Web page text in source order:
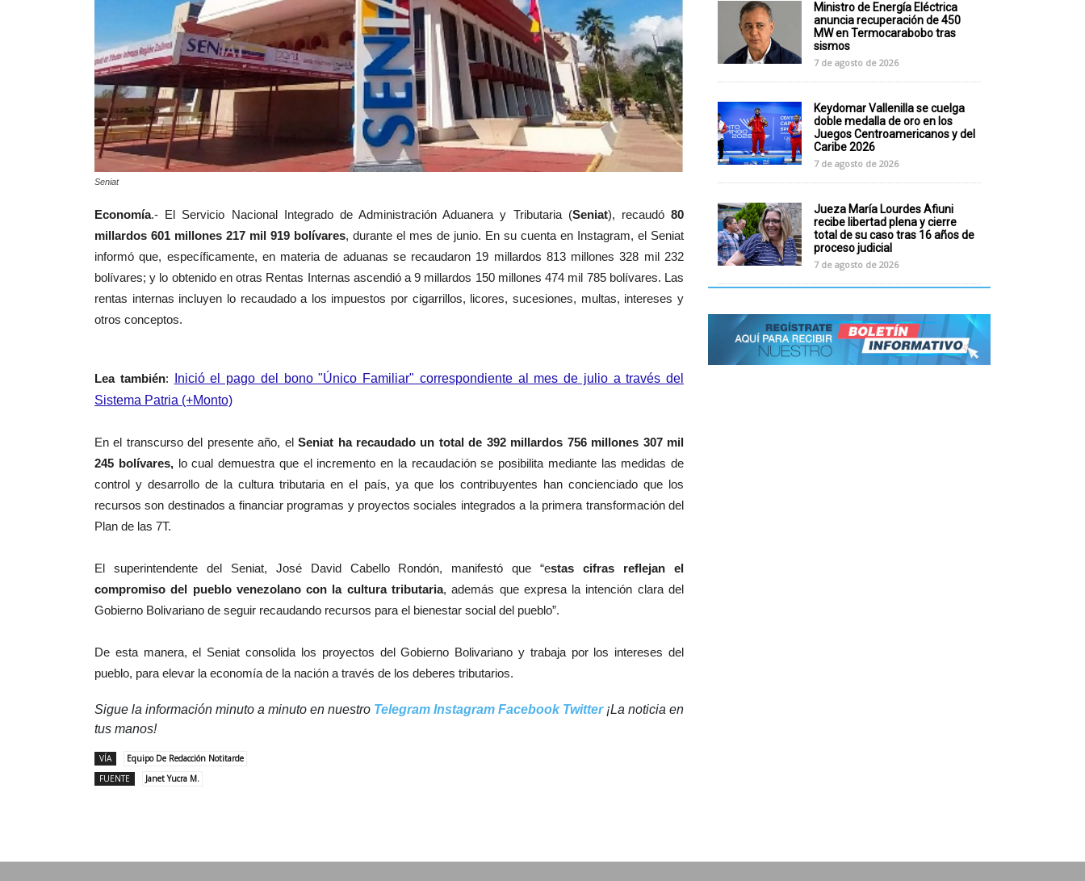
Seniat
Economía.- El Servicio Nacional Integrado de Administración Aduanera y Tributaria (Seniat), recaudó80
millardos 601 millones 217 mil 919 bolívares, durante el mes de junio. En su cuenta en Instagram, el Seniat
informó que, específicamente, en materia de aduanas se recaudaron 19 millardos 813 millones 328 mil 232
bolívares; y lo obtenido en otras Rentas Internas ascendió a 9 millardos 150 millones 474 mil 785 bolívares. Las
rentas internas incluyen lo recaudado a los impuestos por cigarrillos, licores, sucesiones, multas, intereses y
otros conceptos.
Lea también:
Inició el pago del bono "Único Familiar" correspondiente al mes de julio a través del
Sistema Patria (+Monto)
En el transcurso del presente año, elSeniat ha recaudado un total de 392 millardos 756 millones 307 mil
245 bolívares,lo cual demuestra que el incremento en la recaudación se posibilita mediante las medidas de
control y desarrollo de la cultura tributaria en el país, ya que los contribuyentes han concienciado que los
recursos son destinados a financiar programas y proyectos sociales integrados a la primera transformación del
Plan de las 7T.
El superintendente del Seniat, José David Cabello Rondón, manifestó que “estas cifras reflejan el
compromiso del pueblo venezolano con la cultura tributaria, además que expresa la intención clara del
Gobierno Bolivariano de seguir recaudando recursos para el bienestar social del pueblo”.
De esta manera, el Seniat consolida los proyectos del Gobierno Bolivariano y trabaja por los intereses del
pueblo, para elevar la economía de la nación a través de los deberes tributarios.
Sigue la información minuto a minuto en nuestro Telegram Instagram Facebook Twitter¡La noticia en
tus manos!
VÍA
Equipo De Redacción Notitarde
FUENTE
Janet Yucra M.
Ministro de Energía Eléctrica
anuncia recuperación de 450
MW en Termocarabobo tras
sismos
7 de agosto de 2026
Keydomar Vallenilla se cuelga
doble medalla de oro en los
Juegos Centroamericanos y del
Caribe 2026
7 de agosto de 2026
Jueza María Lourdes Afiuni
recibe libertad plena y cierre
total de su caso tras 16 años de
proceso judicial
7 de agosto de 2026